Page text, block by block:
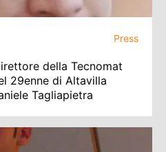
Press
della Tecnomat
29enne di Altavilla
Tagliapietra